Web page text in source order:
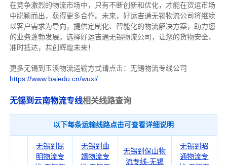
在竞争激烈的物流市场中，只有不断创新和优化，才能在货运市场
中脱颖而出，获得更多合作。 未来，好运吉通无锡物流公司将继续
以客户需求为导向，提供定制化、智能化的物流解决方案，助力您
的业务蓬勃发展。选择好运吉通无锡物流公司，让您的货物安全、
准时抵达，共创辉煌未来！
更多无锡到玉溪物流运输方式请点击：无锡物流专线公司
https://www.baiedu.cn/wuxi/
无锡到云南物流专线相关线路查询
以下每条运输线路点击可查看详细说明
无锡到昆
明物流专
无锡到曲
靖物流专
无锡到保山物
流专线-无锡
无锡到昭
通物流专